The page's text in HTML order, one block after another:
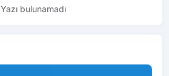
Yazı bulunamadı